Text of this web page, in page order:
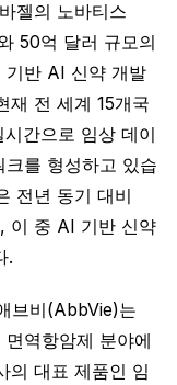
젤의 노바티스
50억 달러 규모의
기반 AI 신약 개발
재 전 세계 15개국
간으로 임상 데이
를 형성하고 있습
전년 동기 대비
이 중 AI 기반 신약
.
브비(AbbVie)는
역항암제 분야에
의 대표 제품인 임